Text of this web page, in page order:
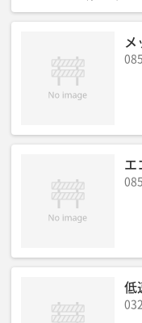
操作コード(コネクタ付
標準揚程
巻上モータ容量(kW)50Hz:
ワイヤ張力(60Hz)(kg)
ワイヤ巻取量(m): ー
メ
エ
低